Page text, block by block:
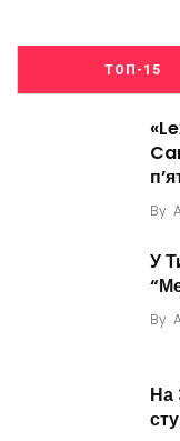
ТОП-15
By
У
By
На